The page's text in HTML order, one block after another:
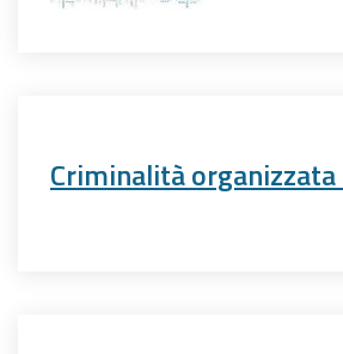
Criminalità